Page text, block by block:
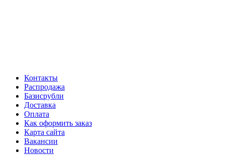
Контакты
Распродажа
Базисрубли
Доставка
Оплата
Как оформить заказ
Карта сайта
Вакансии
Новости